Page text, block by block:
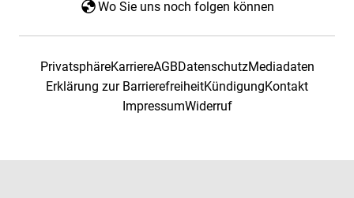
Wo Sie uns noch folgen können
PrivatsphäreKarriereAGBDatenschutzMediadaten
Erklärung zur BarrierefreiheitKündigungKontakt
ImpressumWiderruf